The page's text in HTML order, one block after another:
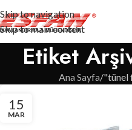
Skip to navigation
Skip to main content
Etiket
Ana Sayfa "tünel
15
MAR